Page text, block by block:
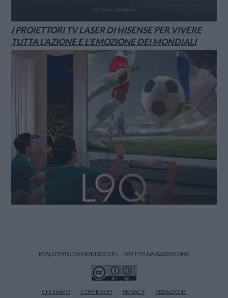
I PROIETTORI TV LASER DI HISENSE PER VIVERE
TUTTA L’AZIONE E L’EMOZIONE DEI MONDIALI
REALIZZATO DA MONDO3 S.R.L. - PARTITA IVA 06039210486
CHI SIAMO COPYRIGHT PRIVACY REDAZIONE